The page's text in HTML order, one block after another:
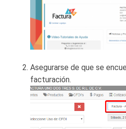
Asegurarse de que se
facturación.